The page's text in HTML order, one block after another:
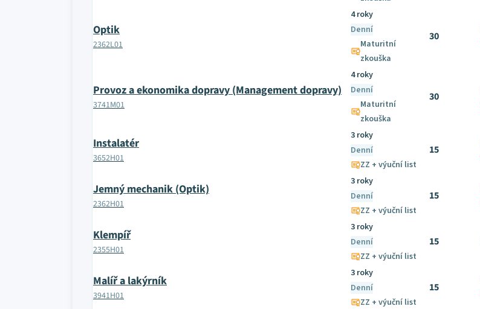
Optik
2362L01
4 roky
Denní
Maturitní
zkouška
30
Provoz a ekonomika dopravy (Management dopravy)
3741M01
4 roky
Denní
Maturitní
zkouška
30
Instalatér
3652H01
3 roky
Denní
ZZ + výuční list
15
Jemný mechanik (Optik)
2362H01
3 roky
Denní
ZZ + výuční list
15
Klempíř
2355H01
3 roky
Denní
ZZ + výuční list
15
Malíř a lakýrník
3941H01
3 roky
Denní
ZZ + výuční list
15